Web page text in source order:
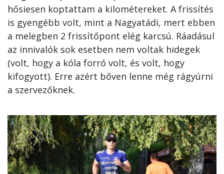
hősiesen koptattam a kilométereket. A frissítés
is gyengébb volt, mint a Nagyatádi, mert ebben
a melegben 2 frissítőpont elég karcsú. Ráadásul
az innivalók sok esetben nem voltak hidegek
(volt, hogy a kóla forró volt, és volt, hogy
kifogyott). Erre azért bőven lenne még rágyúrni
a szervezőknek.